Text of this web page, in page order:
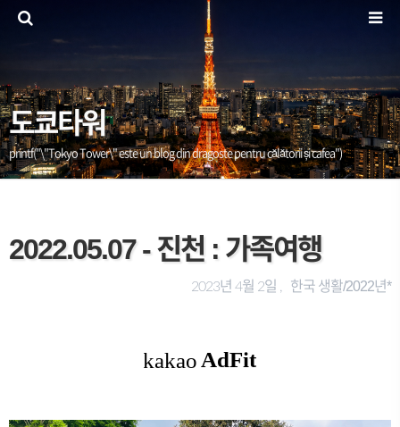
도쿄타워
printf("\"Tokyo Tower\" este un blog din dragoste pentru călătorii și cafea")
2022.05.07 - 진천 : 가족여행
2023년 4월 2일 , 한국 생활/2022년*